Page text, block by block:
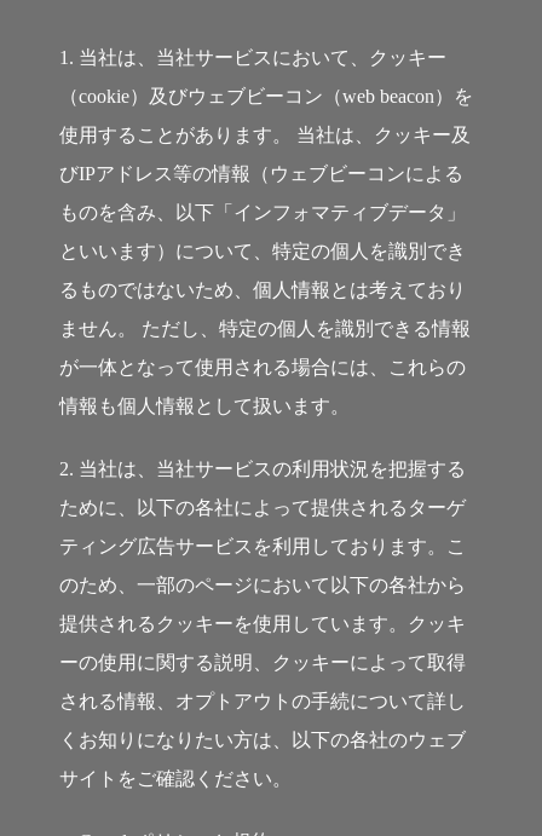
1. 当社は、当社サービスにおいて、クッキー
（cookie）及びウェブビーコン（web beacon）を
使用することがあります。 当社は、クッキー及
びIPアドレス等の情報（ウェブビーコンによる
ものを含み、以下「インフォマティブデータ」
といいます）について、特定の個人を識別でき
るものではないため、個人情報とは考えており
ません。 ただし、特定の個人を識別できる情報
が一体となって使用される場合には、これらの
情報も個人情報として扱います。
2. 当社は、当社サービスの利用状況を把握する
ために、以下の各社によって提供されるターゲ
ティング広告サービスを利用しております。こ
のため、一部のページにおいて以下の各社から
提供されるクッキーを使用しています。クッキ
ーの使用に関する説明、クッキーによって取得
される情報、オプトアウトの手続について詳し
くお知りになりたい方は、以下の各社のウェブ
サイトをご確認ください。